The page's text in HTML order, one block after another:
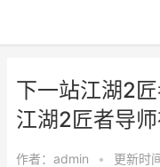
下一站江湖2
江湖2匠者导
作者： admin • 更新时